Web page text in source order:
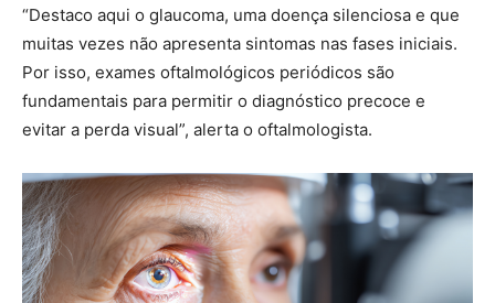
“Destaco aqui o glaucoma, uma doença silenciosa e que
muitas vezes não apresenta sintomas nas fases iniciais.
Por isso, exames oftalmológicos periódicos são
fundamentais para permitir o diagnóstico precoce e
evitar a perda visual”, alerta o oftalmologista.